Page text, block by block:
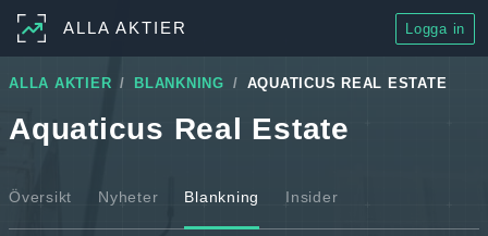
ALLA AKTIER Logga in
ALLA AKTIER BLANKNING AQUATICUS REAL ESTATE
Aquaticus Real Estate
Översikt Nyheter Blankning Insider